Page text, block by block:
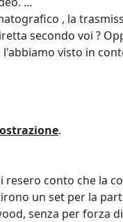
, la
secondo voi ?
visto in
.
conto che la
un set per la
senza per forza